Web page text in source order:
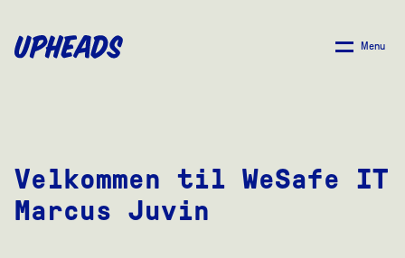
HOVEDINDHOLD
Menu
Velkommen til WeSafe IT
Marcus Juvin